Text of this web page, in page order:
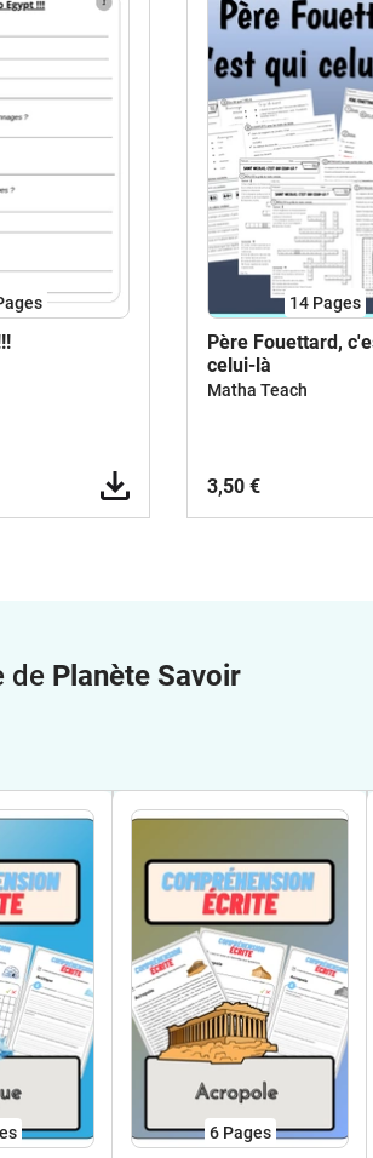
14 Pages
Père Fouettard,
celui-là
Matha Teach
3,50 €
de Planète Savoir
6 Pages